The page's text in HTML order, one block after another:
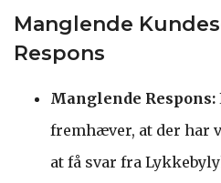
Manglende
Respons
Manglende Respons:
fremhæver, at der har
at få svar fra